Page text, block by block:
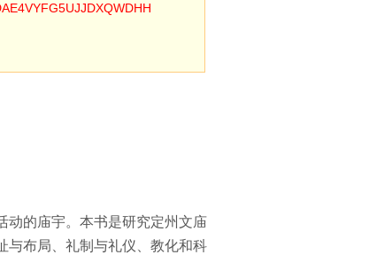
动的庙宇。本书是研究定州文庙
与布局、礼制与礼仪、教化和科